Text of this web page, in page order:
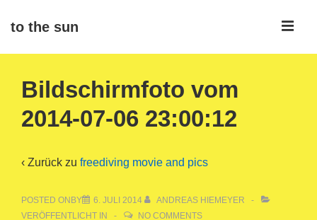
Zumto the sun
Navigation
Bildschirmfoto vom
2014-07-06 23:00:12
‹ Zurück zu freediving movie and pics
POSTED ONBY 6. JULI 2014
ANDREAS HIEMEYER
VERÖFFENTLICHT IN
NO COMMENTS